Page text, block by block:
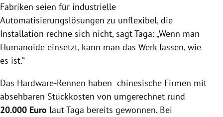
Fabriken seien für industrielle
Automatisierungslösungen zu unflexibel, die
Installation rechne sich nicht, sagt Taga: „Wenn man
Humanoide einsetzt, kann man das Werk lassen, wie
es ist.“
Das Hardware-Rennen haben chinesische Firmen mit
absehbaren Stückkosten von umgerechnet rund
20.000 Euro laut Taga bereits gewonnen. Bei